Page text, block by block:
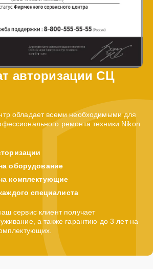
авторизации СЦ
обладает всеми необходимыми для
ремонта техники Nikon
оборудование
комплектующие
специалиста
сервис клиент получает
а также гарантию до 3 лет на